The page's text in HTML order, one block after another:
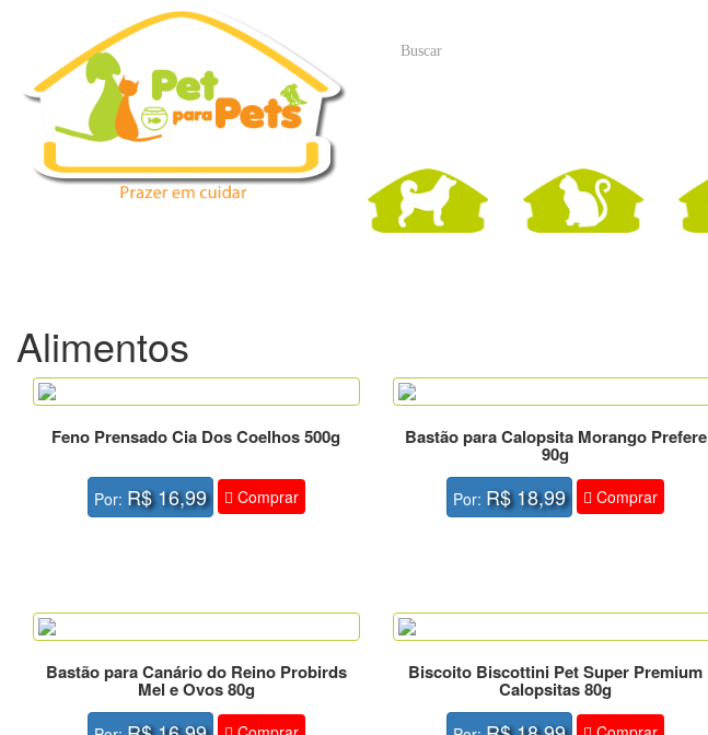
Alimentos
Feno Prensado Cia Dos Coelhos 500g
Por: R$ 16,99 Comprar
Bastão para Calopsita Morango Prefere
90g
Por: R$ 18,99 Comprar
Bastão para Canário do Reino Probirds
Mel e Ovos 80g
Biscoito Biscottini Pet Super Premium
Calopsitas 80g